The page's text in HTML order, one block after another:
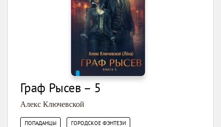
Граф Рысев – 5
Алекс Ключевской
ПОПАДАНЦЫ ГОРОДСКОЕ ФЭНТЕЗИ